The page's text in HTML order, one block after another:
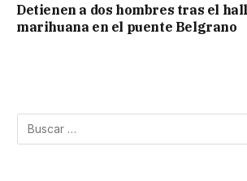
Detienen a dos hombres tras el
marihuana en el puente Belgrano